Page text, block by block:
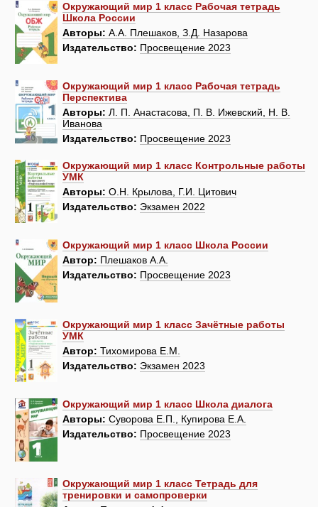
Окружающий мир 1 класс Рабочая тетрадь
Школа России
Авторы: А.А. Плешаков, З.Д. Назарова
Издательство: Просвещение 2023
Окружающий мир 1 класс Рабочая тетрадь
Перспектива
Авторы: Л. П. Анастасова, П. В. Ижевский, Н. В.
Иванова
Издательство: Просвещение 2023
Окружающий мир 1 класс Контрольные работы
УМК
Авторы: О.Н. Крылова, Г.И. Цитович
Издательство: Экзамен 2022
Окружающий мир 1 класс Школа России
Автор: Плешаков А.А.
Издательство: Просвещение 2023
Окружающий мир 1 класс Зачётные работы
УМК
Автор: Тихомирова Е.М.
Издательство: Экзамен 2023
Окружающий мир 1 класс Школа диалога
Авторы: Суворова Е.П., Купирова Е.А.
Издательство: Просвещение 2023
Окружающий мир 1 класс Тетрадь для
тренировки и самопроверки